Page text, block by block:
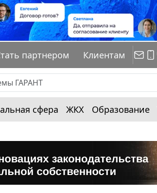
партнером Клиентам
сфера ЖКХ Образование